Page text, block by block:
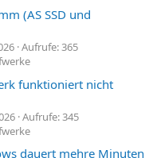
(AS SSD und
Aufrufe: 365
funktioniert nicht
Aufrufe: 345
dauert mehre Minuten